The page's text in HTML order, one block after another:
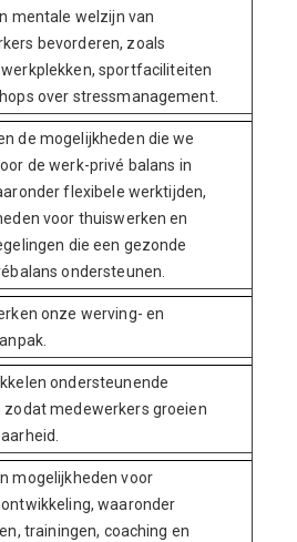
mentale welzijn van
bevorderen, zoals
sportfaciliteiten
over stressmanagement.
de mogelijkheden die we
de werk-privé balans in
flexibele werktijden,
voor thuiswerken en
die een gezonde
ondersteunen.
onze werving- en
ondersteunende
zodat medewerkers groeien
mogelijkheden voor
waaronder
trainingen, coaching en